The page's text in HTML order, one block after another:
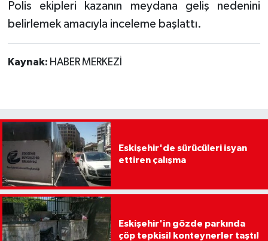
Polis ekipleri kazanın meydana geliş nedenini
belirlemek amacıyla inceleme başlattı.
Kaynak: HABER MERKEZİ
Eskişehir'de sürücüleri isyan
ettiren çalışma
Eskişehir'in gözde parkında
çöp tepkisi! konteynerler taştı!